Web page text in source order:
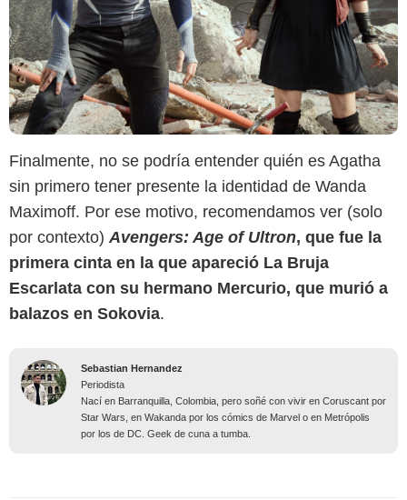
Finalmente, no se podría entender quién es Agatha
sin primero tener presente la identidad de Wanda
Maximoff. Por ese motivo, recomendamos ver (solo
por contexto) Avengers: Age of Ultron, que fue la
primera cinta en la que apareció La Bruja
Escarlata con su hermano Mercurio, que murió a
balazos en Sokovia.
Sebastian Hernandez
Periodista
Nací en Barranquilla, Colombia, pero soñé con vivir en Coruscant por
Star Wars, en Wakanda por los cómics de Marvel o en Metrópolis
por los de DC. Geek de cuna a tumba.